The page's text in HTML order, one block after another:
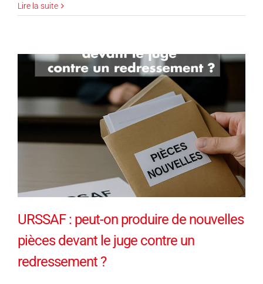
Lire la suite
URSSAF : peut-on produire de nouvelles
pièces devant le juge contre un
redressement ?